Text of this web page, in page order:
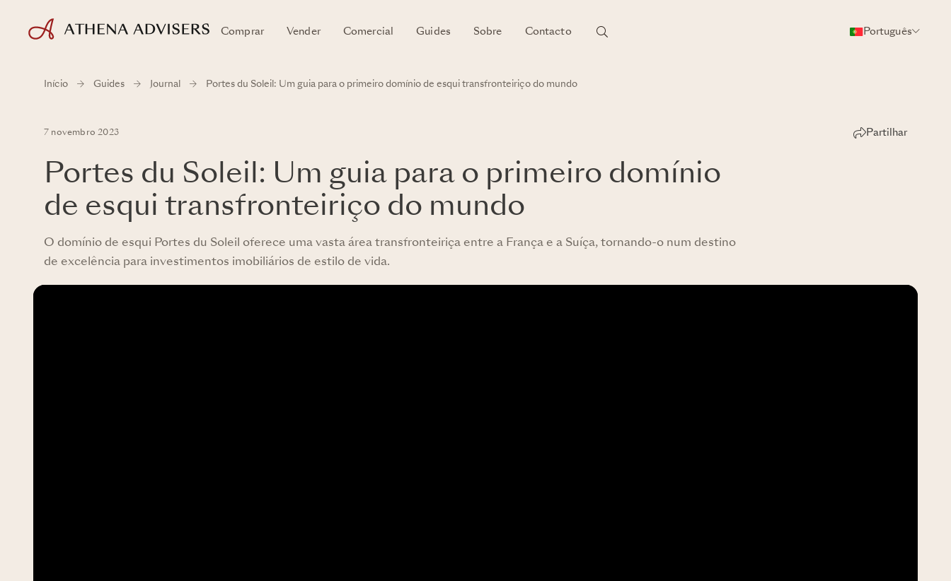
Comprar Vender Comercial Guides Sobre Contacto Português
Início Guides Journal Portes du Soleil: Um guia para o primeiro domínio de esqui transfronteiriço do mundo
7 novembro 2023 Partilhar
Portes du Soleil: Um guia para o primeiro domínio
de esqui transfronteiriço do mundo
O domínio de esqui Portes du Soleil oferece uma vasta área transfronteiriça entre a França e a Suíça, tornando-o num destino
de excelência para investimentos imobiliários de estilo de vida.